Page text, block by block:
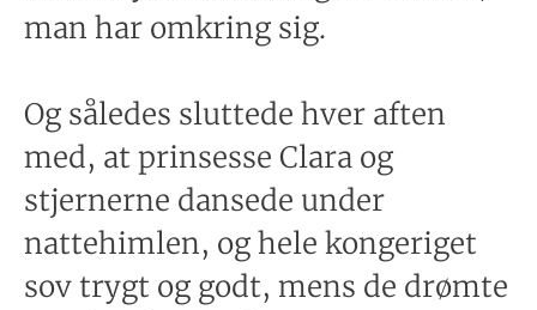
man har omkring sig.
Og således sluttede hver aften
med, at prinsesse Clara og
stjernerne dansede under
nattehimlen, og hele kongeriget
sov trygt og godt, mens de drømte